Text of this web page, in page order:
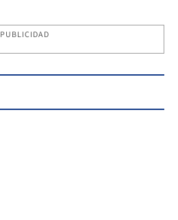
PUBLICIDAD